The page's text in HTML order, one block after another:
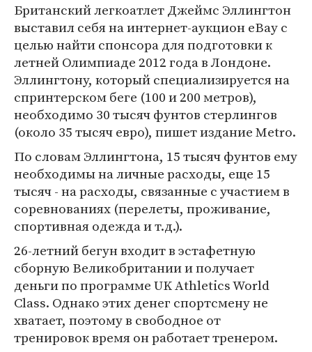
Британский легкоатлет Джеймс Эллингтон
выставил себя на интернет-аукцион eBay с
целью найти спонсора для подготовки к
летней Олимпиаде 2012 года в Лондоне.
Эллингтону, который специализируется на
спринтерском беге (100 и 200 метров),
необходимо 30 тысяч фунтов стерлингов
(около 35 тысяч евро), пишет издание Metro.
По словам Эллингтона, 15 тысяч фунтов ему
необходимы на личные расходы, еще 15
тысяч - на расходы, связанные с участием в
соревнованиях (перелеты, проживание,
спортивная одежда и т.д.).
26-летний бегун входит в эстафетную
сборную Великобритании и получает
деньги по программе UK Athletics World
Class. Однако этих денег спортсмену не
хватает, поэтому в свободное от
тренировок время он работает тренером.